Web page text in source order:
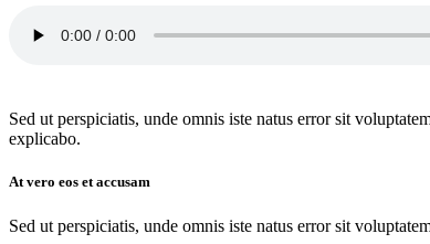
Sed ut perspiciatis, unde omnis iste natus error sit
explicabo.
At vero eos et accusam
Sed ut perspiciatis, unde omnis iste natus error sit